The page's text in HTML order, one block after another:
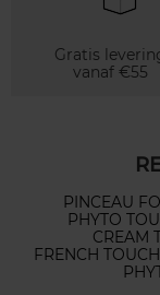
Gratis
vanaf €55
PINCEAU
PHYTO
CREAM
FRENCH